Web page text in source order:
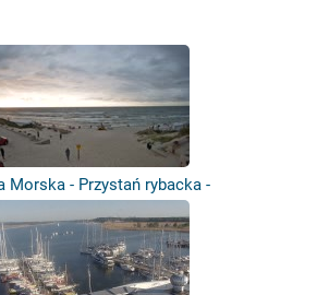
Morska - Przystań rybacka -